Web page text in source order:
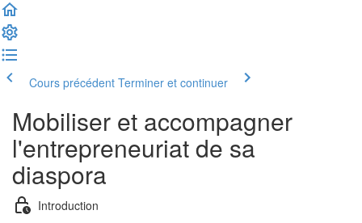
Cours précédent Terminer et continuer
Mobiliser et accompagner
l'entrepreneuriat de sa
diaspora
Introduction